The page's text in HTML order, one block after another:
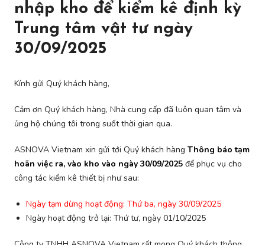
nhập kho để kiểm kê định kỳ
Trung tâm vật tư ngày
30/09/2025
Kính gửi Quý khách hàng,
Cảm ơn Quý khách hàng, Nhà cung cấp đã luôn quan tâm và
ủng hộ chúng tôi trong suốt thời gian qua.
ASNOVA Vietnam xin gửi tới Quý khách hàng Thông báo tạm
hoãn việc ra, vào kho vào ngày 30/09/2025 để phục vụ cho
công tác kiểm kê thiết bị như sau:
Ngày tạm dừng hoạt động: Thứ ba, ngày 30/09/2025
Ngày hoạt động trở lại: Thứ tư, ngày 01/10/2025